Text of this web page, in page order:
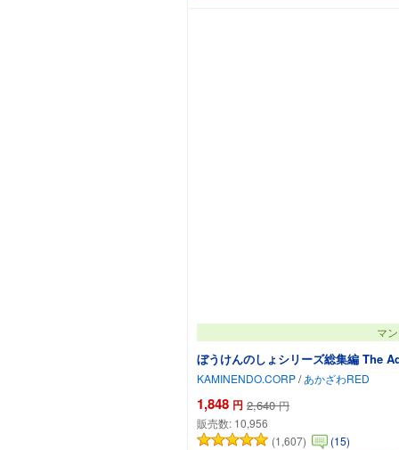
マ
ぼうけんのしょシリーズ総集編 The
KAMINENDO.CORP/ あかざわRED
1,848 円 2,640 円
販売数: 10,956
(1,607)
(15)